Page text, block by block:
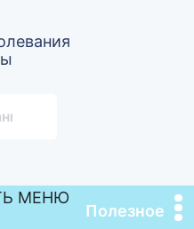
МЕНЮ
Полезное